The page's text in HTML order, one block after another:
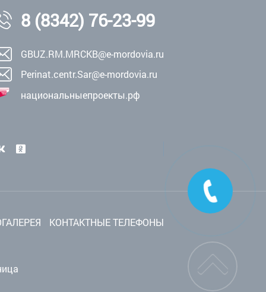
8 (8342) 76-23-99
GBUZ.RM.MRCKB@e-mordovia.ru
Perinat.centr.Sar@e-mordovia.ru
национальныепроекты.рф
КОНТАКТНЫЕ ТЕЛЕФОНЫ